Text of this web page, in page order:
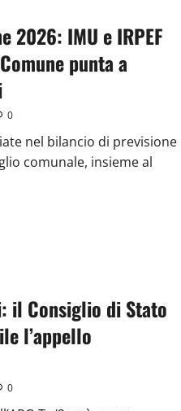
2026: IMU e IRPEF
punta a
0
nel bilancio di previsione
comunale, insieme al
il Consiglio di Stato
l’appello
0